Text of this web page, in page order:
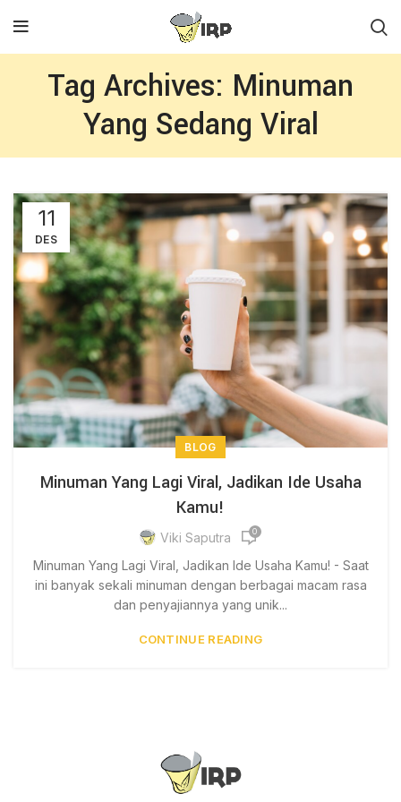
Tag Archives: Minuman
Yang Sedang Viral
11
DES
BLOG
Minuman Yang Lagi Viral, Jadikan Ide Usaha
Kamu!
Viki Saputra 0
Minuman Yang Lagi Viral, Jadikan Ide Usaha Kamu! - Saat
ini banyak sekali minuman dengan berbagai macam rasa
dan penyajiannya yang unik...
CONTINUE READING